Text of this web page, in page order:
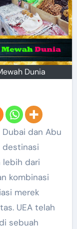
Dunia
Dubai dan Abu
destinasi
lebih dari
kombinasi
merek
UEA telah
sebuah